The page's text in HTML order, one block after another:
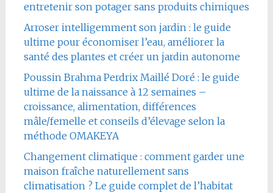
entretenir son potager sans produits chimiques
Arroser intelligemment son jardin : le guide
ultime pour économiser l’eau, améliorer la
santé des plantes et créer un jardin autonome
Poussin Brahma Perdrix Maillé Doré : le guide
ultime de la naissance à 12 semaines –
croissance, alimentation, différences
mâle/femelle et conseils d’élevage selon la
méthode OMAKEYA
Changement climatique : comment garder une
maison fraîche naturellement sans
climatisation ? Le guide complet de l’habitat